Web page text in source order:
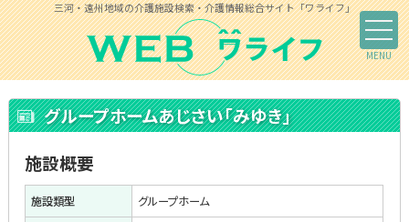
三河・遠州地域の介護施設検索・介護情報総合サイト「ワライフ」
グループホームあじさい「みゆき」
施設概要
施設類型
グループホーム